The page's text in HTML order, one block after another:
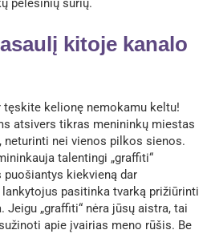
pelėsinių sūrių.
kitoje kanalo
kelionę nemokamu keltu!
atsivers tikras menininkų miestas
nei vienos pilkos sienos.
talentingi „graffiti“
kiekvieną dar
pasitinka tvarką prižiūrinti
Jeigu „graffiti“ nėra jūsų aistra, tai
apie įvairias meno rūšis. Be